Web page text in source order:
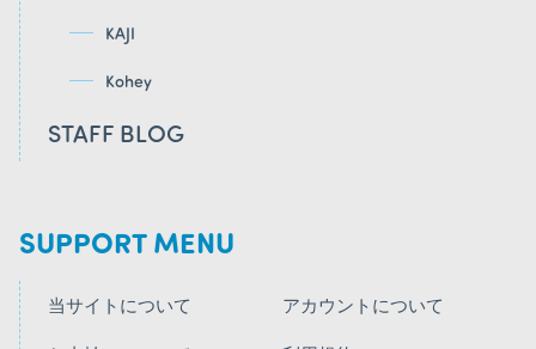
KAJI
Kohey
STAFF BLOG
SUPPORT MENU
当サイトについて アカウントについて